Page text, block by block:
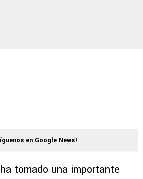
en Google News!
ha tomado una importante